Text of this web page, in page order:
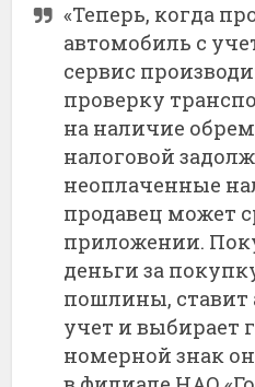
«Теперь, когда
автомобиль с
сервис
проверку
на наличие
налоговой
неоплаченные
продавец может
приложении.
деньги за
пошлины, ставит
учет и выбирает
номерной знак